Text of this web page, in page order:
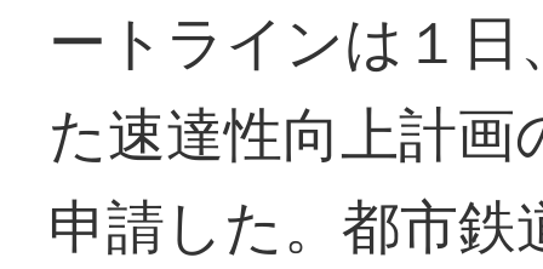
ートラインは１
た速達性向上計
申請した。都市